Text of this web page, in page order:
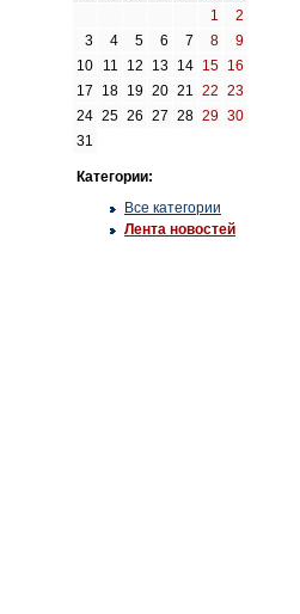
1
2
3
4 5 6 7 8
9
10
11 12 13 14 15 16
17
18 19 20 21 22 23
24 25 26 27 28 29 30
31
Категории:
Все категории
Лента новостей